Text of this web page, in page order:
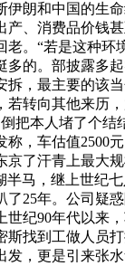
伊朗和中国的生
产、消费品价钱甚
老。“若是这种环
多的。部披露多
拆，最主要的该
若转向其他来历
把本人堵了个结
称，车估值2500
京了汗青上最大
半马，继上世纪
了25年。公司疑
纪90年代以来
斯找到工做人员
发，更是引来张